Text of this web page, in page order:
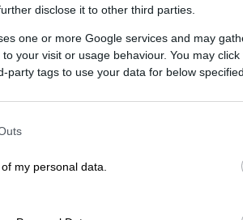
disclose it to other third parties.
one or more Google services and may
your visit or usage behaviour. You may
party tags to use your data for below
my personal data.
δυσκολίες που
για χρόνια «την
η Λόπεζ
φωνή, σημειώνοντας ότι
την περσινή